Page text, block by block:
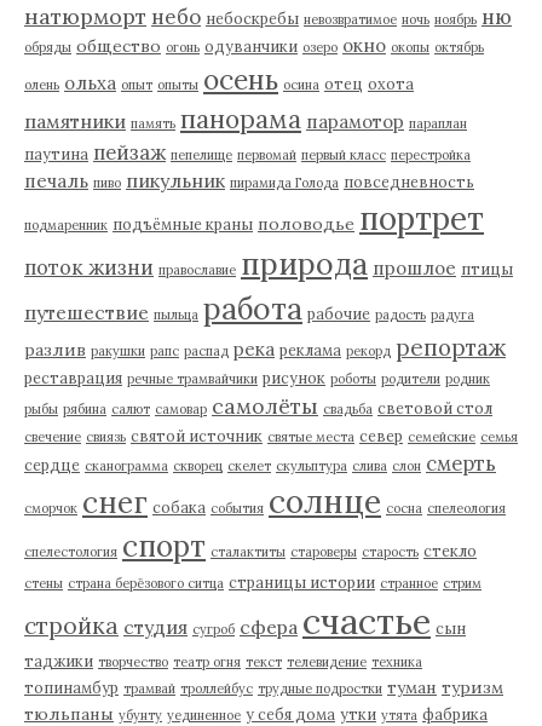
натюрморт небо небоскребы невозвратимое ночь ноябрь ню
обряды общество огонь одуванчики озеро окно окопы октябрь
олень ольха опыт опыты осень осина отец охота
памятники память панорама парамотор параплан
паутина пейзаж пепелище первомай первый класс перестройка
печаль пиво пикульник пирамида Голода повседневность
подмаренник подъёмные краны половодье портрет
поток жизни православие природа прошлое птицы
путешествие пыльца работа рабочие радость радуга
разлив ракушки рапс распад река реклама рекорд репортаж
реставрация речные трамвайчики рисунок роботы родители родник
рыбы рябина салют самовар самолёты свадьба световой стол
свечение свиязь святой источник святые места север семейские семья
сердце сканограмма скворец скелет скульптура слива слон смерть
сморчок снег собака события солнце сосна спелеология
спелестология спорт сталактиты староверы старость стекло
стены страна берёзового ситца страницы истории странное стрим
стройка студия сугроб сфера счастье сын
таджики творчество театр огня текст телевидение техника
топинамбур трамвай троллейбус трудные подростки туман туризм
тюльпаны убунту уединенное у себя дома утки утята фабрика